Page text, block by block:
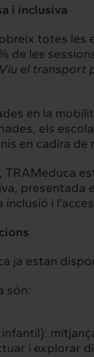
Actualitat
i inclusiva
totes les
de les
Viu el transport
en la
els
en cadira de
TRAMeduca
presentada
i
ja estan
són:
i explorar